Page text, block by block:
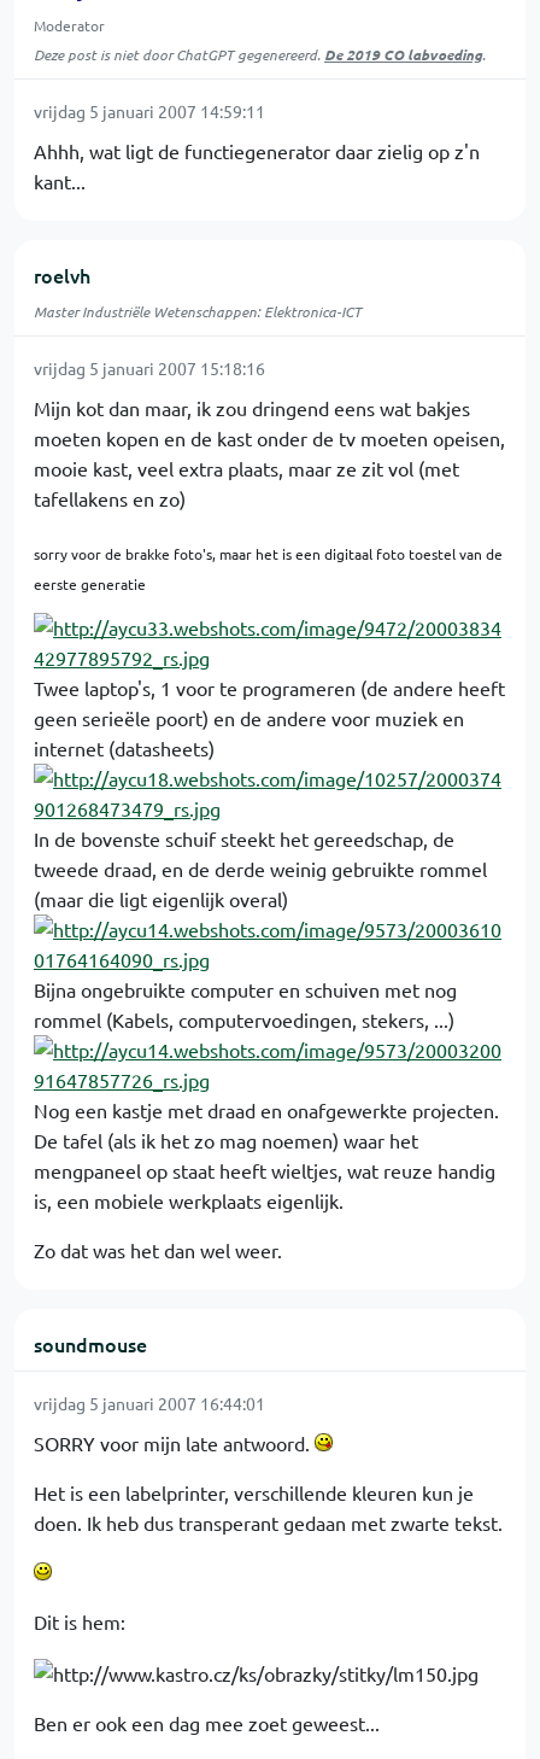
Moderator
Deze post is niet door ChatGPT gegenereerd. De 2019 CO labvoeding.
vrijdag 5 januari 2007 14:59:11
Ahhh, wat ligt de functiegenerator daar zielig op z'n
kant...
roelvh
Master Industriële Wetenschappen: Elektronica-ICT
vrijdag 5 januari 2007 15:18:16
Mijn kot dan maar, ik zou dringend eens wat bakjes
moeten kopen en de kast onder de tv moeten opeisen,
mooie kast, veel extra plaats, maar ze zit vol (met
tafellakens en zo)
sorry voor de brakke foto's, maar het is een digitaal foto toestel van de
eerste generatie
Twee laptop's, 1 voor te programeren (de andere heeft
geen serieële poort) en de andere voor muziek en
internet (datasheets)
In de bovenste schuif steekt het gereedschap, de
tweede draad, en de derde weinig gebruikte rommel
(maar die ligt eigenlijk overal)
Bijna ongebruikte computer en schuiven met nog
rommel (Kabels, computervoedingen, stekers, ...)
Nog een kastje met draad en onafgewerkte projecten.
De tafel (als ik het zo mag noemen) waar het
mengpaneel op staat heeft wieltjes, wat reuze handig
is, een mobiele werkplaats eigenlijk.
Zo dat was het dan wel weer.
soundmouse
vrijdag 5 januari 2007 16:44:01
SORRY voor mijn late antwoord.
Het is een labelprinter, verschillende kleuren kun je
doen. Ik heb dus transperant gedaan met zwarte tekst.
Dit is hem:
Ben er ook een dag mee zoet geweest...